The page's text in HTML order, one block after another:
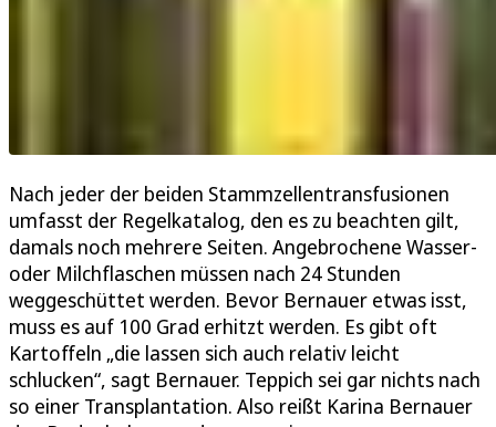
Nach jeder der beiden Stammzellentransfusionen
umfasst der Regelkatalog, den es zu beachten gilt,
damals noch mehrere Seiten. Angebrochene Wasser-
oder Milchflaschen müssen nach 24 Stunden
weggeschüttet werden. Bevor Bernauer etwas isst,
muss es auf 100 Grad erhitzt werden. Es gibt oft
Kartoffeln „die lassen sich auch relativ leicht
schlucken“, sagt Bernauer. Teppich sei gar nichts nach
so einer Transplantation. Also reißt Karina Bernauer